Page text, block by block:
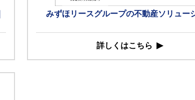
みずほリースグループの不動産ソリュー
詳しくはこちら